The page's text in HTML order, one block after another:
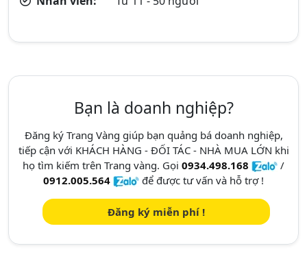
Bạn là doanh nghiệp?
Đăng ký Trang Vàng giúp bạn quảng bá doanh nghiệp,
tiếp cận với KHÁCH HÀNG - ĐỐI TÁC - NHÀ MUA LỚN khi
họ tìm kiếm trên Trang vàng. Gọi 0934.498.168
/
0912.005.564
để được tư vấn và hỗ trợ !
Đăng ký miễn phí !